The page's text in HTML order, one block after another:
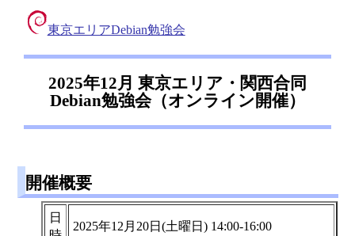
東京エリアDebian勉強会
2025年12月 東京エリア・関西合同
Debian勉強会（オンライン開催）
開催概要
日
2025年12月20日(土曜日) 14:00-16:00